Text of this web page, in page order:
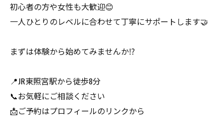
初心者の方や女性も大歓迎😊
一人ひとりのレベルに合わせて丁寧にサポートします🤝
まずは体験から始めてみませんか⁉️
📍JR東照宮駅から徒歩8分
📞お気軽にご相談ください
📩ご予約はプロフィールのリンクから